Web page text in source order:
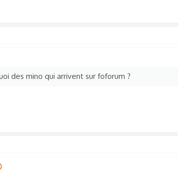
des mino qui arrivent sur foforum ?